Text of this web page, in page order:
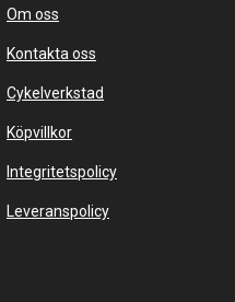
Om oss
Kontakta oss
Cykelverkstad
Köpvillkor
Integritetspolicy
Leveranspolicy